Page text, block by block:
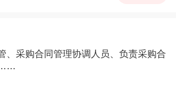
、采购合同管理协调人员、负责采购合
……